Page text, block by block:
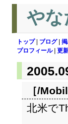
やな
トップ| ブログ|
プロフィール| 更
［/
北米で